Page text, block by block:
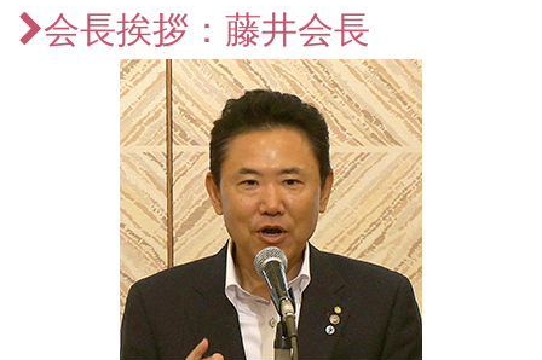
会長挨拶：藤井会長